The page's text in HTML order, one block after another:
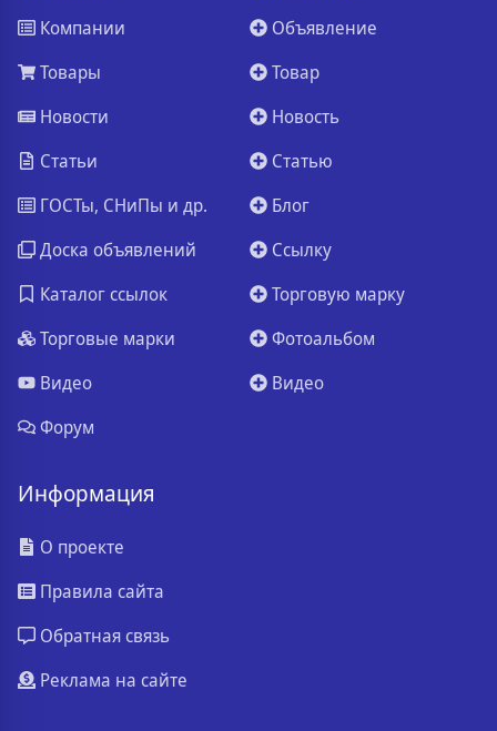
Компании
Товары
Новости
Статьи
ГОСТы, СНиПы и др.
Доска объявлений
Каталог ссылок
Торговые марки
Видео
Форум
Объявление
Товар
Новость
Статью
Блог
Ссылку
Торговую марку
Фотоальбом
Видео
Информация
О проекте
Правила сайта
Обратная связь
Реклама на сайте